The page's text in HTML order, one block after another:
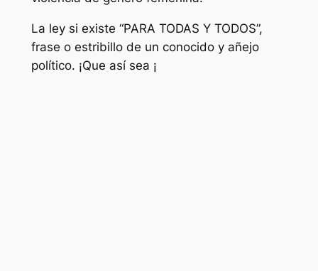
La ley si existe “PARA TODAS Y TODOS”,
frase o estribillo de un conocido y añejo
político. ¡Que así sea ¡